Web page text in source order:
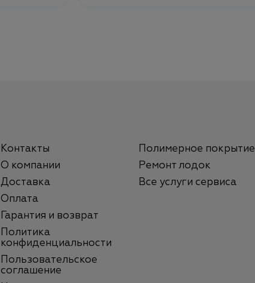
Контакты
О компании
Доставка
Оплата
Гарантия и возврат
Политика
конфиденциальности
Пользовательское
соглашение
Полимерное покрытие
Ремонт лодок
Все услуги сервиса